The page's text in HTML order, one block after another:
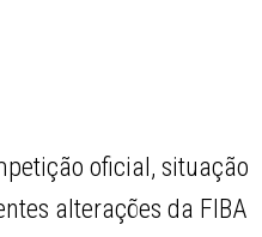
oficial, situação
alterações da FIBA